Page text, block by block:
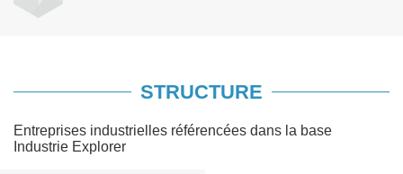
STRUCTURE
Entreprises industrielles référencées dans la base
Industrie Explorer